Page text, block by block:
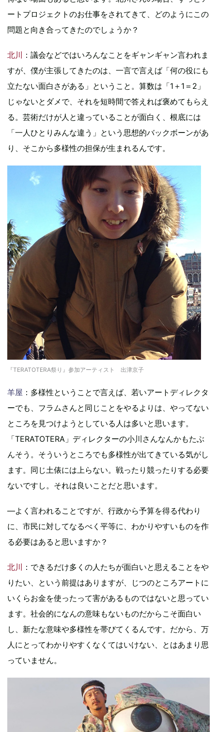
ートプロジェクトのお仕事をされてきて、どのようにこの
問題と向き合ってきたのでしょうか？
北川
：議会などではいろんなことをギャンギャン言われま
すが、僕が主張してきたのは、一言で言えば「何の役にも
立たない面白さがある」ということ。算数は「1＋1＝2」
じゃないとダメで、それを短時間で答えれば褒めてもらえ
る。芸術だけが人と違っていることが面白く、根底には
「一人ひとりみんな違う」という思想的バックボーンがあ
り、そこから多様性の担保が生まれるんです。
『TERATOTERA祭り』参加アーティスト 出津京子
羊屋 ：多様性ということで言えば、若いアートディレクタ
ーでも、フラムさんと同じことをやるよりは、やってない
ところを見つけようとしている人は多いと思います。
「TERATOTERA」ディレクターの小川さんなんかもたぶ
んそう。そういうところでも多様性が出てきている気がし
ます。同じ土俵には上らない。戦ったり競ったりする必要
ないですし。それは良いことだと思います。
―よく言われることですが、行政から予算を得る代わり
に、市民に対してなるべく平等に、わかりやすいものを作
る必要はあると思いますか？
北川
：できるだけ多くの人たちが面白いと思えることをや
りたい、という前提はありますが、じつのところアートに
いくらお金を使ったって害があるものではないと思ってい
ます。社会的になんの意味もないものだからこそ面白い
し、新たな意味や多様性を帯びてくるんです。だから、万
人にとってわかりやすくなくてはいけない、とはあまり思
っていません。